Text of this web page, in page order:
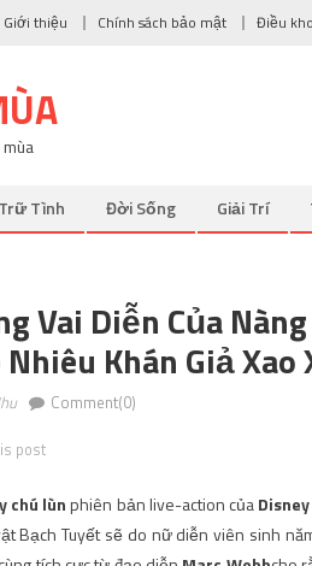
Giới thiệu Chính sách bảo mật Điều
Tình Đời Sống Giải Trí
Vai Diễn Của
Khán Giả
Comment(0)
post
chú lùnphiên bản live-action củaDisney
Bạch Tuyết sẽ do nữ diễn viên sinh